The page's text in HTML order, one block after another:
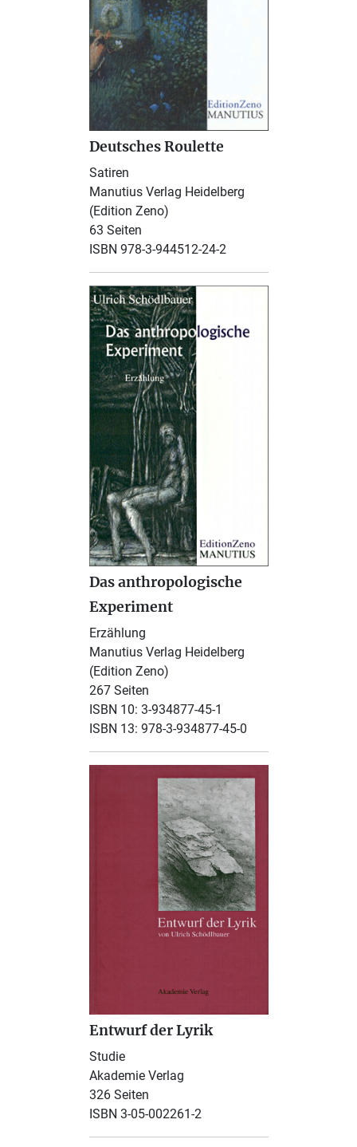
Deutsches Roulette
Satiren
Manutius Verlag Heidelberg
(Edition Zeno)
63 Seiten
ISBN 978-3-944512-24-2
Das anthropologische
Experiment
Erzählung
Manutius Verlag Heidelberg
(Edition Zeno)
267 Seiten
ISBN 10: 3-934877-45-1
ISBN 13: 978-3-934877-45-0
Entwurf der Lyrik
Studie
Akademie Verlag
326 Seiten
ISBN 3-05-002261-2